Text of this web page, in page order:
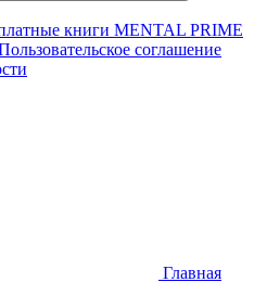
книги MENTAL PRIME
соглашение
Главная